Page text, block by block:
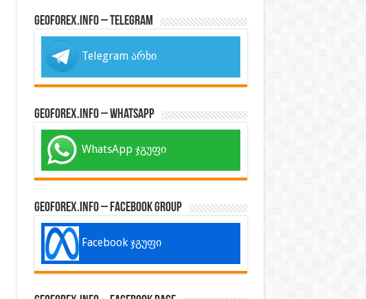
GeoForex.info – Telegram
Telegram არხი
GeoForex.info – WhatsApp
WhatsApp ჯგუფი
GeoForex.info – Facebook Group
Facebook ჯგუფი